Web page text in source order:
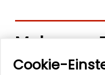
Mehr zum
Ausstellung: Eine stille
Cookie-